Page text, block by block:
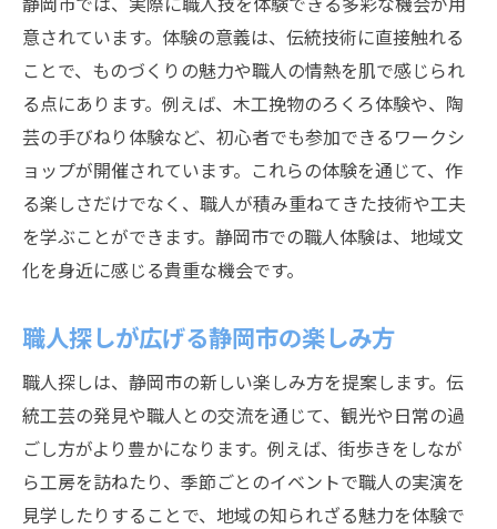
意されています。体験の意義は、伝統技術に直接触れる
ことで、ものづくりの魅力や職人の情熱を肌で感じられ
る点にあります。例えば、木工挽物のろくろ体験や、陶
芸の手びねり体験など、初心者でも参加できるワークシ
ョップが開催されています。これらの体験を通じて、作
る楽しさだけでなく、職人が積み重ねてきた技術や工夫
を学ぶことができます。静岡市での職人体験は、地域文
化を身近に感じる貴重な機会です。
職人探しが広げる静岡市の楽しみ方
職人探しは、静岡市の新しい楽しみ方を提案します。伝
統工芸の発見や職人との交流を通じて、観光や日常の過
ごし方がより豊かになります。例えば、街歩きをしなが
ら工房を訪ねたり、季節ごとのイベントで職人の実演を
見学したりすることで、地域の知られざる魅力を体験で